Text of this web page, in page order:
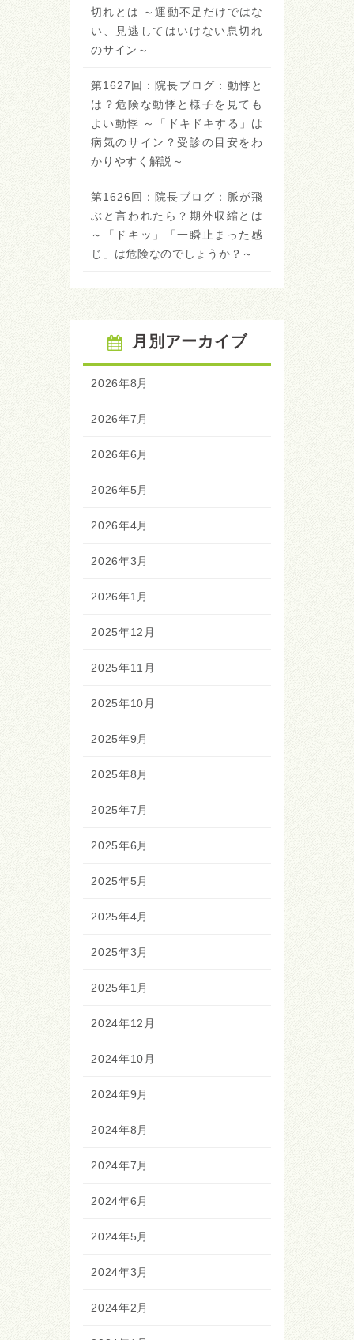
切れとは ～運動不足だけではな
い、見逃してはいけない息切れ
のサイン～
第1627回：院長ブログ：動悸と
は？危険な動悸と様子を見ても
よい動悸 ～「ドキドキする」は
病気のサイン？受診の目安をわ
かりやすく解説～
第1626回：院長ブログ：脈が飛
ぶと言われたら？期外収縮とは
～「ドキッ」「一瞬止まった感
じ」は危険なのでしょうか？～
月別アーカイブ
2026年8月
2026年7月
2026年6月
2026年5月
2026年4月
2026年3月
2026年1月
2025年12月
2025年11月
2025年10月
2025年9月
2025年8月
2025年7月
2025年6月
2025年5月
2025年4月
2025年3月
2025年1月
2024年12月
2024年10月
2024年9月
2024年8月
2024年7月
2024年6月
2024年5月
2024年3月
2024年2月